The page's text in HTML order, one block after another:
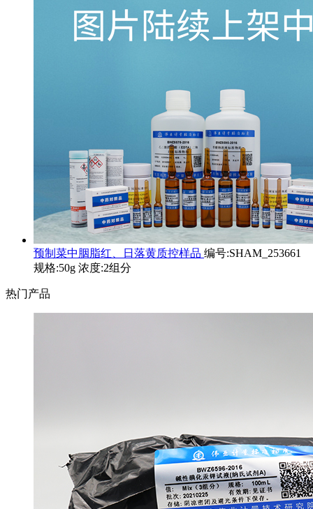
预制菜中胭脂红、日落黄质控样品 编号:SHAM_253661
规格:50g 浓度:2组分
热门产品